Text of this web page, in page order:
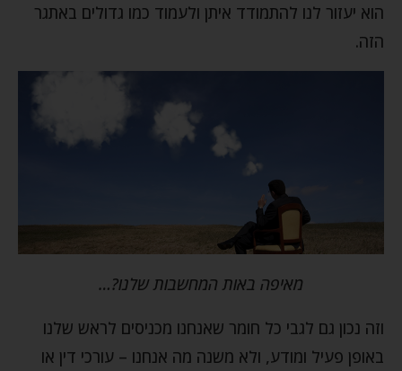
הוא יעזור לנו להתמודד איתן ולעמוד כמו גדולים באתגר
הזה.
מאיפה באות המחשבות שלנו?…
וזה נכון גם לגבי כל חומר שאנחנו מכניסים לראש שלנו
באופן פעיל ומודע, ולא משנה מה אנחנו – עורכי דין או